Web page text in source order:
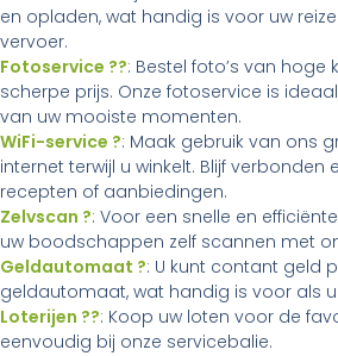
en opladen, wat handig is voor uw
vervoer.
Fotoservice ??: Bestel foto’s van hoge
scherpe prijs. Onze fotoservice is
van uw mooiste momenten.
WiFi-service ?: Maak gebruik van ons
internet terwijl u winkelt. Blijf verbonden
recepten of aanbiedingen.
Zelvscan ?: Voor een snelle en
uw boodschappen zelf scannen met
Geldautomaat ?: U kunt contant geld
geldautomaat, wat handig is voor als
Loterijen ??: Koop uw loten voor de
eenvoudig bij onze servicebalie.